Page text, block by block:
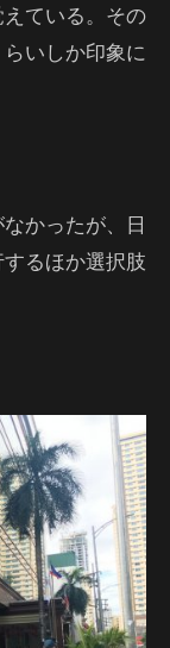
ている。その
いしか印象に
かったが、日
るほか選択肢